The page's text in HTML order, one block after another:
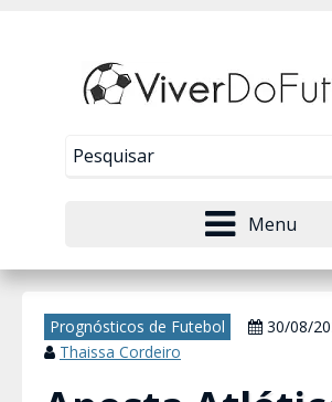
Menu
Prognósticos de Futebol
30/08/
Thaissa Cordeiro